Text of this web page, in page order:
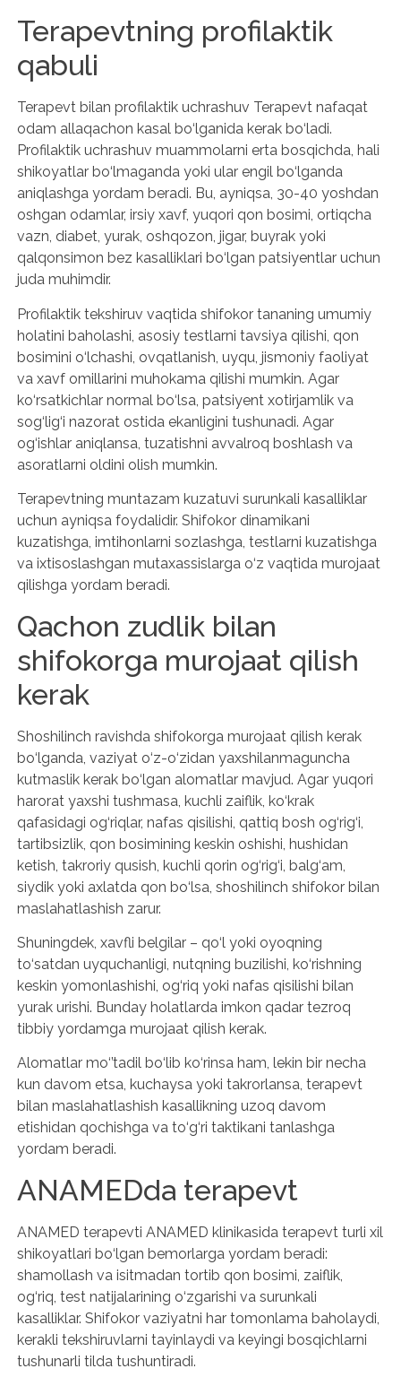
Terapevtning profilaktik
qabuli
Terapevt bilan profilaktik uchrashuv Terapevt nafaqat
odam allaqachon kasal bo‘lganida kerak bo‘ladi.
Profilaktik uchrashuv muammolarni erta bosqichda, hali
shikoyatlar bo‘lmaganda yoki ular engil bo‘lganda
aniqlashga yordam beradi. Bu, ayniqsa, 30-40 yoshdan
oshgan odamlar, irsiy xavf, yuqori qon bosimi, ortiqcha
vazn, diabet, yurak, oshqozon, jigar, buyrak yoki
qalqonsimon bez kasalliklari bo‘lgan patsiyentlar uchun
juda muhimdir.
Profilaktik tekshiruv vaqtida shifokor tananing umumiy
holatini baholashi, asosiy testlarni tavsiya qilishi, qon
bosimini o‘lchashi, ovqatlanish, uyqu, jismoniy faoliyat
va xavf omillarini muhokama qilishi mumkin. Agar
ko‘rsatkichlar normal bo‘lsa, patsiyent xotirjamlik va
sog‘lig‘i nazorat ostida ekanligini tushunadi. Agar
og‘ishlar aniqlansa, tuzatishni avvalroq boshlash va
asoratlarni oldini olish mumkin.
Terapevtning muntazam kuzatuvi surunkali kasalliklar
uchun ayniqsa foydalidir. Shifokor dinamikani
kuzatishga, imtihonlarni sozlashga, testlarni kuzatishga
va ixtisoslashgan mutaxassislarga o‘z vaqtida murojaat
qilishga yordam beradi.
Qachon zudlik bilan
shifokorga murojaat qilish
kerak
Shoshilinch ravishda shifokorga murojaat qilish kerak
bo‘lganda, vaziyat o‘z-o‘zidan yaxshilanmaguncha
kutmaslik kerak bo‘lgan alomatlar mavjud. Agar yuqori
harorat yaxshi tushmasa, kuchli zaiflik, ko‘krak
qafasidagi og‘riqlar, nafas qisilishi, qattiq bosh og‘rig‘i,
tartibsizlik, qon bosimining keskin oshishi, hushidan
ketish, takroriy qusish, kuchli qorin og‘rig‘i, balg‘am,
siydik yoki axlatda qon bo‘lsa, shoshilinch shifokor bilan
maslahatlashish zarur.
Shuningdek, xavfli belgilar – qo‘l yoki oyoqning
to‘satdan uyquchanligi, nutqning buzilishi, ko‘rishning
keskin yomonlashishi, og‘riq yoki nafas qisilishi bilan
yurak urishi. Bunday holatlarda imkon qadar tezroq
tibbiy yordamga murojaat qilish kerak.
Alomatlar mo‘’tadil bo‘lib ko‘rinsa ham, lekin bir necha
kun davom etsa, kuchaysa yoki takrorlansa, terapevt
bilan maslahatlashish kasallikning uzoq davom
etishidan qochishga va to‘g‘ri taktikani tanlashga
yordam beradi.
ANAMEDda terapevt
ANAMED terapevti ANAMED klinikasida terapevt turli xil
shikoyatlari bo‘lgan bemorlarga yordam beradi:
shamollash va isitmadan tortib qon bosimi, zaiflik,
og‘riq, test natijalarining o‘zgarishi va surunkali
kasalliklar. Shifokor vaziyatni har tomonlama baholaydi,
kerakli tekshiruvlarni tayinlaydi va keyingi bosqichlarni
tushunarli tilda tushuntiradi.